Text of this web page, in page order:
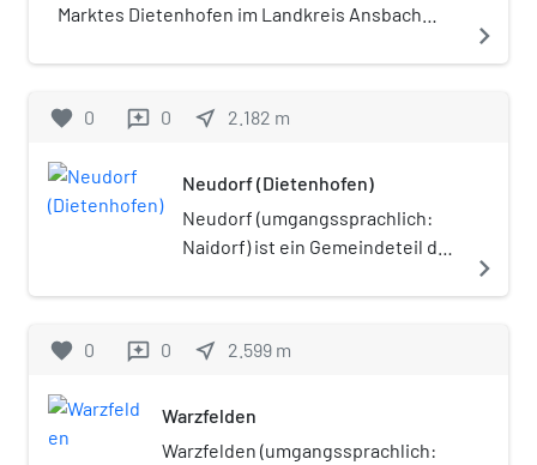
Marktes Dietenhofen im Landkreis Ansbach
navigate_next
favorite 0 reviews 0 near_me 2.182 m
Neudorf (Dietenhofen)
Neudorf (umgangssprachlich:
Naidorf) ist ein Gemeindeteil des
Landkreis Ansbach
navigate_next
favorite 0 reviews 0 near_me 2.599 m
Warzfelden
Warzfelden (umgangssprachlich: